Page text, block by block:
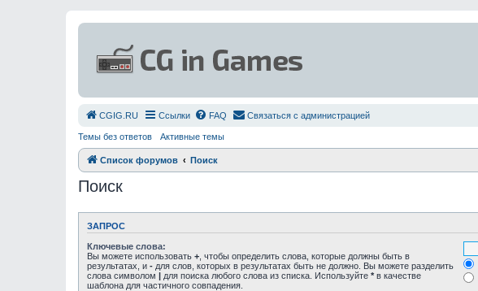
СGIG.RU Ссылки FAQ Связаться с администрацией
Темы без ответов Активные темы
Список форумов Поиск
Поиск
ЗАПРОС
Ключевые слова:
Вы можете использовать + , чтобы определить слова, которые должны быть в
результатах, и - для слов, которых в результатах быть не должно. Вы можете разделить
слова символом | для поиска любого слова из списка. Используйте * в качестве
шаблона для частичного совпадения.